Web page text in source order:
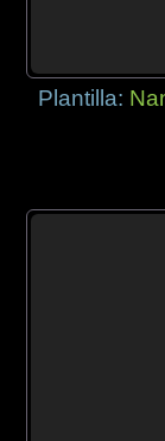
Plantilla: